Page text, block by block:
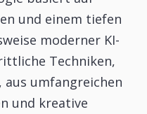
und einem tiefen
moderner KI-
Techniken,
aus umfangreichen
und kreative